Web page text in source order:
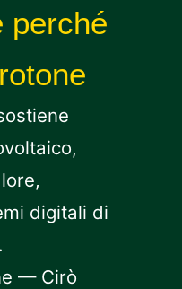
perché
digitali di
— Cirò